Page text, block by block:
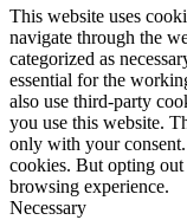
This website uses
navigate through the
categorized as
essential for the
also use third-party
you use this website.
only with your
cookies. But opting
browsing experience.
Necessary